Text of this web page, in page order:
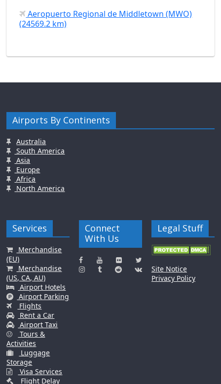
Aeropuerto Regional de Middletown (MWO)
(24569.2 km)
Airports By Continents
Australia
South America
Asia
Europe
Africa
North America
Services
Merchandise
(EU)
Merchandise
(US, CA, AU)
Airport Hotels
Airport Parking
Flights
Rent a Car
Airport Taxi
Tours &
Activities
Luggage
Storage
Visa Services
Flight Delay
Connect
With Us
Legal Stuff
Site Notice
Privacy Policy